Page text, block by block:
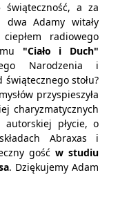
świąteczność, a za
Adamy witały
radiowego
"Ciało i Duch"
Narodzenia i
stołu?
przyspieszyła
charyzmatycznych
autorskiej płycie, o
Abraxas i
gość w studiu
. Dziękujemy Adam